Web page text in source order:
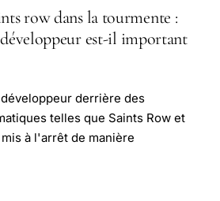
row dans la tourmente :
est-il important
derrière des
telles que Saints Row et
à l'arrêt de manière